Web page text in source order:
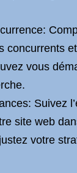
concurrents
vous
Suivez
site web
votre